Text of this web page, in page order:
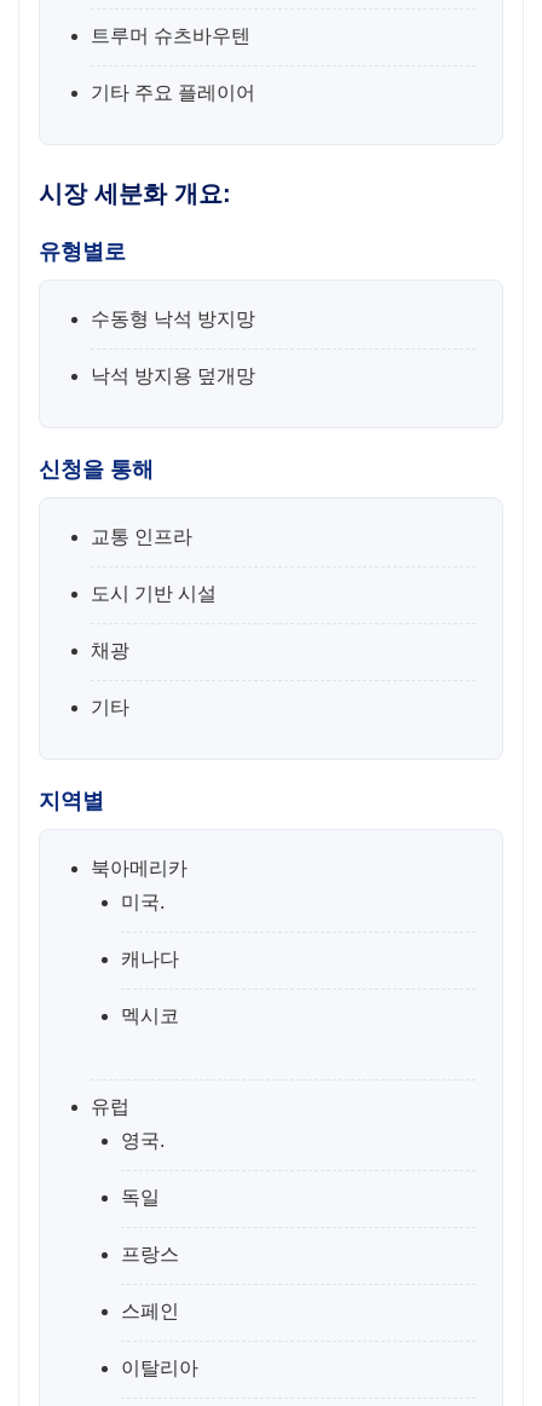
트루머 슈츠바우텐
기타 주요 플레이어
시장 세분화 개요:
유형별로
수동형 낙석 방지망
낙석 방지용 덮개망
신청을 통해
교통 인프라
도시 기반 시설
채광
기타
지역별
북아메리카
미국.
캐나다
멕시코
유럽
영국.
독일
프랑스
스페인
이탈리아